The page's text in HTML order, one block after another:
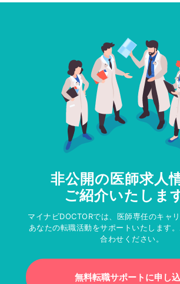
非公開の医師求人
ご紹介いたしま
マイナビDOCTORでは、医師専任のキャ
あなたの転職活動をサポートいたします
合わせください。
無料転職サポートに申し